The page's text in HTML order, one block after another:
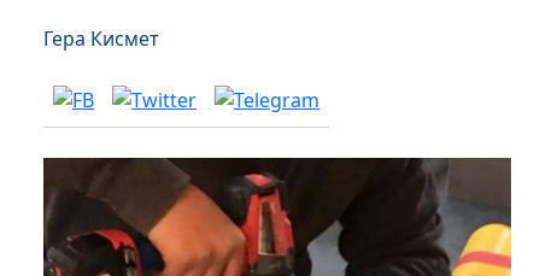
Гера Кисмет